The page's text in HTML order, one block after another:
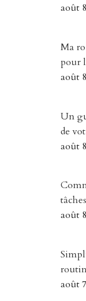
août
Ma
pour
août
Un
de
août
août
août